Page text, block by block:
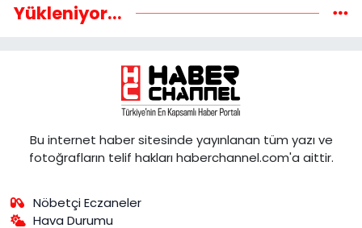
Yükleniyor...
Bu internet haber sitesinde yayınlanan tüm yazı ve
fotoğrafların telif hakları haberchannel.com'a aittir.
Nöbetçi Eczaneler
Hava Durumu